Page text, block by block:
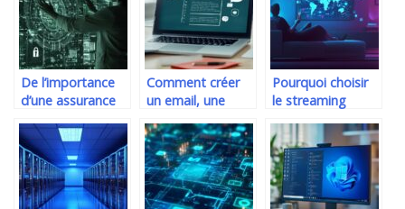
votre audience
De l’importance
d’une assurance
décrypte
attaques DDoS
et cybersécurité
Comment créer
un email, une
HTML? Guide
complet sur CSS
inline vs CSS
embarqué
Pourquoi choisir
le streaming
accéder à 30 000
chaînes
mondiales